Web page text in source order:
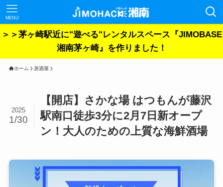
MENU
＞＞茅ヶ崎駅近に"遊べる"レンタルスペース『JIMOBASE
湘南茅ヶ崎』を作りました！
ホーム 居酒屋
【開店】さかな場 はつもんが藤沢
駅南口徒歩3分に2月7日新オープ
ン！大人のための上質な海鮮酒場
2025
1/30